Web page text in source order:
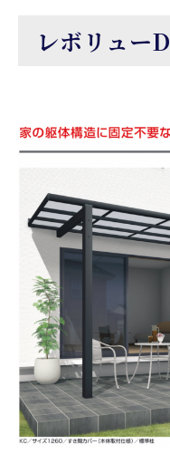
レボリューD